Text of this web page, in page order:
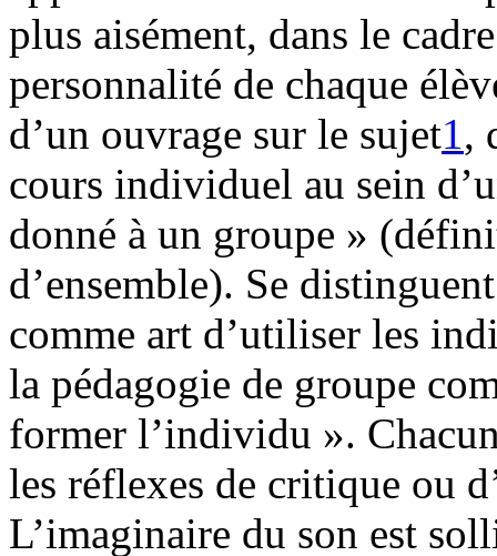
plus aisément, dans le
personnalité de chaque
d’un ouvrage sur le sujet1,
cours individuel au sein
donné à un groupe »
d’ensemble). Se
comme art d’utiliser les
la pédagogie de groupe
former l’individu ».
les réflexes de critique ou
L’imaginaire du son est